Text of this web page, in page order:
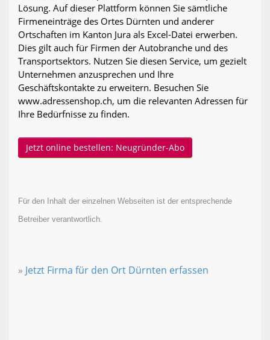
Lösung. Auf dieser Plattform können Sie sämtliche
Firmeneinträge des Ortes Dürnten und anderer
Ortschaften im Kanton Jura als Excel-Datei erwerben.
Dies gilt auch für Firmen der Autobranche und des
Transportsektors. Nutzen Sie diesen Service, um gezielt
Unternehmen anzusprechen und Ihre
Geschäftskontakte zu erweitern. Besuchen Sie
www.adressenshop.ch, um die relevanten Adressen für
Ihre Bedürfnisse zu finden.
Jetzt online bestellen: Neugründer-Abo
Für den Inhalt der einzelnen Webseiten ist der entsprechende
Betreiber verantwortlich.
» Jetzt Firma für den Ort Dürnten erfassen